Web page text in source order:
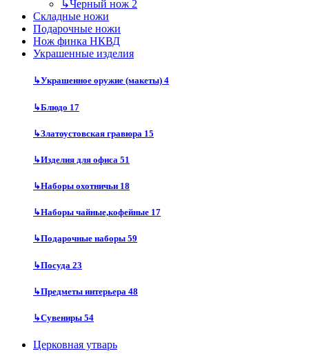
↳Черный нож 2
Складные ножи
Подарочные ножи
Нож финка НКВД
Украшенные изделия
↳Украшенное оружие (макеты) 4
↳Блюдо 17
↳Златоустовская гравюра 15
↳Изделия для офиса 51
↳Наборы охотничьи 18
↳Наборы чайные,кофейные 17
↳Подарочные наборы 59
↳Посуда 23
↳Предметы интерьера 48
↳Сувениры 54
Церковная утварь